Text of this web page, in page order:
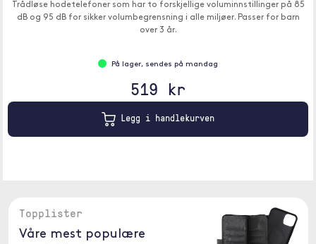
Trådløse hodetelefoner som har to forskjellige voluminnstillinger på 85
dB og 95 dB for sikker volumbegrensning i alle miljøer. Passer for barn
over 3 år.
På lager, sendes på mandag
519 kr
Legg i handlekurven
Topplister
Våre mest populære